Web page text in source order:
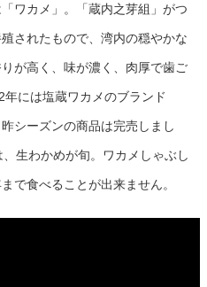
ワカメ」。「蔵内之芽組」がつ
されたもので、湾内の穏やかな
が高く、味が濃く、肉厚で歯ご
には塩蔵ワカメのブランド
シーズンの商品は完売しまし
生わかめが旬。ワカメしゃぶし
で食べることが出来ません。